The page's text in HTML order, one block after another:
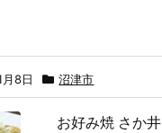
月8日 沼津市
お好み焼 さか井